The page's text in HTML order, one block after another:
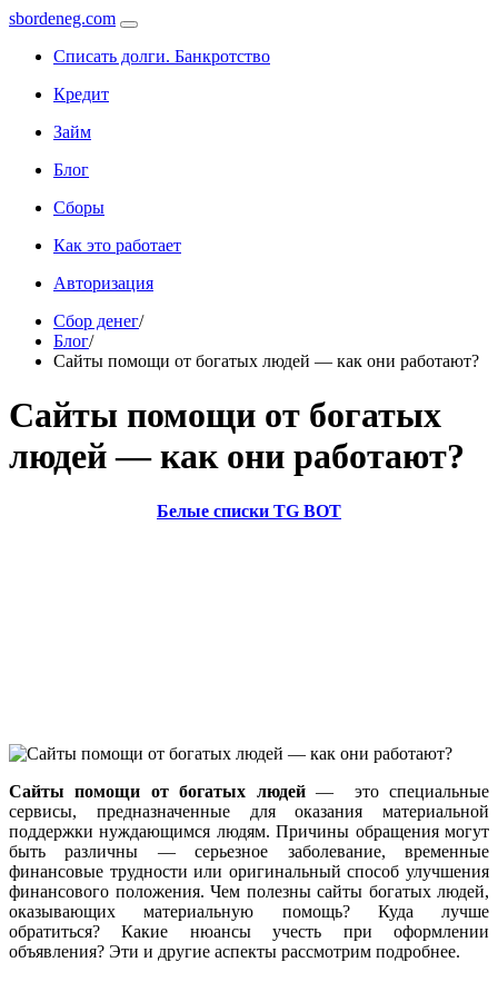
sbordeneg.com
Списать долги. Банкротство
Кредит
Займ
Блог
Сборы
Как это работает
Авторизация
Сбор денег/
Блог/
Сайты помощи от богатых людей — как они работают?
Сайты помощи от богатых
людей — как они работают?
Белые списки TG BOT
Сайты помощи от богатых людей— это специальные
сервисы, предназначенные для оказания материальной
поддержки нуждающимся людям. Причины обращения могут
быть различны — серьезное заболевание, временные
финансовые трудности или оригинальный способ улучшения
финансового положения. Чем полезны сайты богатых людей,
оказывающих материальную помощь? Куда лучше
обратиться? Какие нюансы учесть при оформлении
объявления? Эти и другие аспекты рассмотрим подробнее.